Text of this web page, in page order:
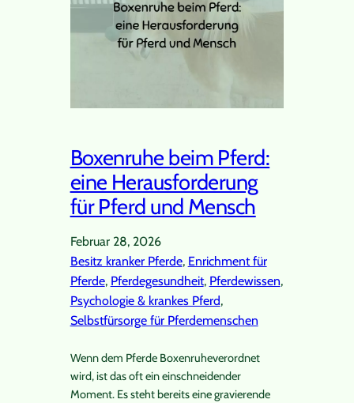
Boxenruhe beim Pferd:
eine Herausforderung
für Pferd und Mensch
Februar 28, 2026
Besitz kranker Pferde, Enrichment für
Pferde, Pferdegesundheit, Pferdewissen,
Psychologie & krankes Pferd ,
Selbstfürsorge für Pferdemenschen
Wenn dem Pferde Boxenruheverordnet
wird, ist das oft ein einschneidender
Moment. Es steht bereits eine gravierende